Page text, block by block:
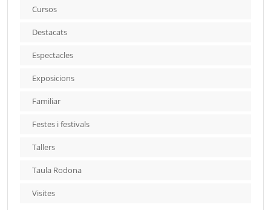
Cursos
Destacats
Espectacles
Exposicions
Familiar
Festes i festivals
Tallers
Taula Rodona
Visites